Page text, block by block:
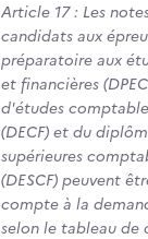
Article 17 : Les
candidats aux
préparatoire aux
et financières
d'études
(DECF) et du
supérieures
(DESCF) peuvent
compte à la
selon le tableau de